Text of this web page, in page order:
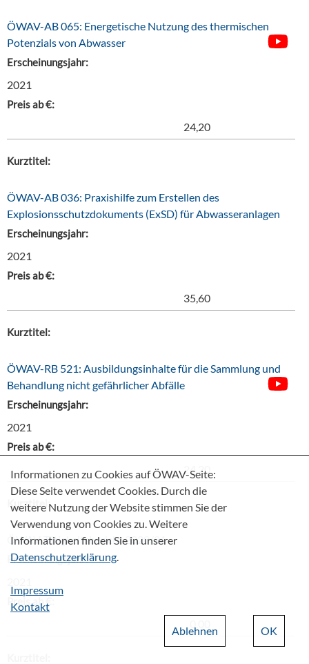
ÖWAV-AB 065: Energetische Nutzung des thermischen
Potenzials von Abwasser
Erscheinungsjahr:
2021
Preis ab €:
24,20
Kurztitel:
ÖWAV-AB 036: Praxishilfe zum Erstellen des
Explosionsschutzdokuments (ExSD) für Abwasseranlagen
Erscheinungsjahr:
2021
Preis ab €:
35,60
Kurztitel:
ÖWAV-RB 521: Ausbildungsinhalte für die Sammlung und
Behandlung nicht gefährlicher Abfälle
Erscheinungsjahr:
2021
Preis ab €:
24,20
Kurztitel:
ÖWAV-Tätigkeitsbericht 2020/21
Erscheinungsjahr:
Preis ab €:
Informationen zu Cookies auf ÖWAV-Seite:
Diese Seite verwendet Cookies. Durch die
weitere Nutzung der Website stimmen Sie der
Verwendung von Cookies zu. Weitere
Informationen finden Sie in unserer
Datenschutzerklärung.
Impressum
Kontakt
OK
Ablehnen